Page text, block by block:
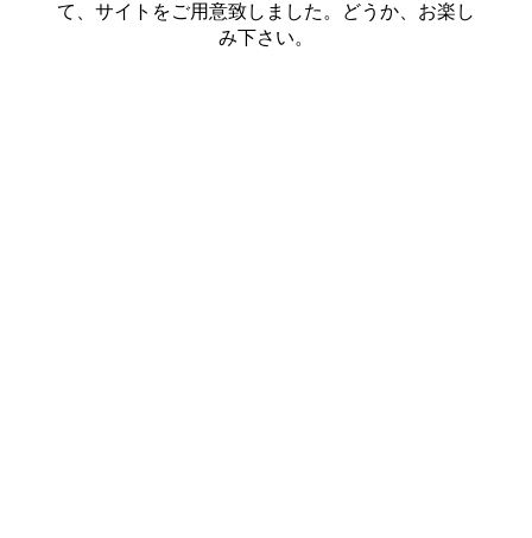
て、サイトをご用意致しました。どうか、お楽し
み下さい。